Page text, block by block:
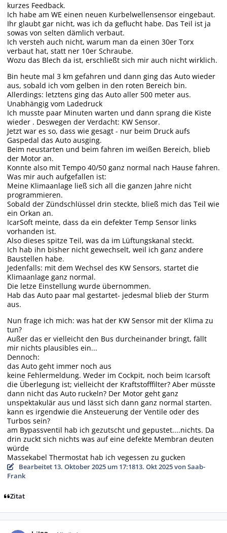
kurzes Feedback.
Ich habe am WE einen neuen Kurbelwellensensor eingebaut.
Ihr glaubt gar nicht, was ich da geflucht habe. Das Teil ist ja
sowas von selten dämlich verbaut.
Ich versteh auch nicht, warum man da einen 30er Torx
verbaut hat, statt ner 10er Schraube.
Wozu das Blech da ist, erschließt sich mir auch nicht wirklich.
Bin heute mal 3 km gefahren und dann ging das Auto wieder
aus, sobald ich vom gelben in den roten Bereich bin.
Allerdings: letztens ging das Auto aller 500 meter aus.
Unabhängig vom Ladedruck
Ich musste paar Minuten warten und dann sprang die Kiste
wieder . Deswegen der Verdacht: KW Sensor.
Jetzt war es so, dass wie gesagt - nur beim Druck aufs
Gaspedal das Auto ausging.
Beim neustarten und beim fahren im weißen Bereich, blieb
der Motor an.
Konnte also mit Tempo 40/50 ganz normal nach Hause fahren.
Was mir auch aufgefallen ist:
Meine Klimaanlage ließ sich all die ganzen Jahre nicht
programmieren.
Sobald der Zündschlüssel drin steckte, bließ mich das Teil wie
ein Orkan an.
IcarSoft meinte, dass da ein defekter Temp Sensor links
vorhanden ist.
Also dieses spitze Teil, was da im Lüftungskanal steckt.
Ich hab ihn bisher nicht gewechselt, weil ich ganz andere
Baustellen habe.
Jedenfalls: mit dem Wechsel des KW Sensors, startet die
Klimaanlage ganz normal.
Die letze Einstellung wurde übernommen.
Hab das Auto paar mal gestartet- jedesmal blieb der Sturm
aus.
Nun frage ich mich: was hat der KW Sensor mit der Klima zu
tun?
Außer das er vielleicht den Bus durcheinander bringt, fällt
mir nichts plausibles ein...
Dennoch:
das Auto geht immer noch aus
keine Fehlermeldung. Weder im Cockpit, noch beim Icarsoft
die Überlegung ist; vielleicht der Kraftstofffilter? Aber müsste
dann nicht das Auto ruckeln? Der Motor geht ganz
unspektakulär aus und lässt sich dann ganz normal starten.
kann es irgendwie die Ansteuerung der Ventile oder des
Turbos sein?
am Bypassventil hab ich gezutscht und gepustet....nichts. Da
drin zuckt sich nichts was auf eine defekte Membran deuten
würde
Massekabel Thermostat hab ich vegessen zu gucken
Bearbeitet 13. Oktober 2025 um 17:1813. Okt 2025von Saab-
Frank
Zitat